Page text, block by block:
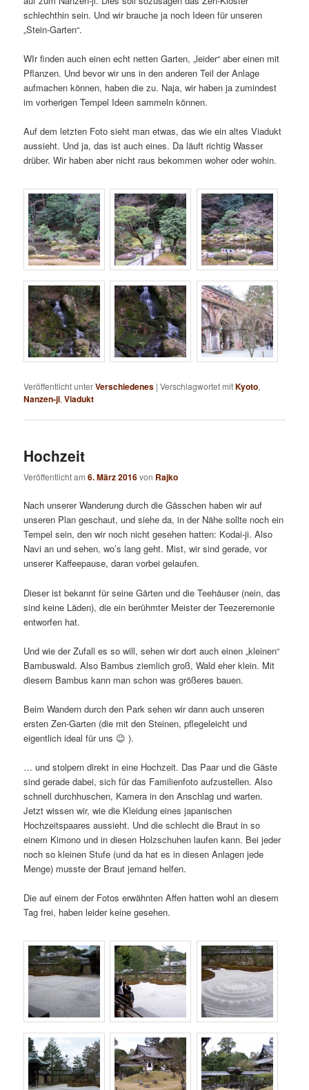
schlechthin sein. Und wir brauche ja noch Ideen für unseren
„Stein-Garten“.
WIr finden auch einen echt netten Garten, „leider“ aber einen mit
Pflanzen. Und bevor wir uns in den anderen Teil der Anlage
aufmachen können, haben die zu. Naja, wir haben ja zumindest
im vorherigen Tempel Ideen sammeln können.
Auf dem letzten Foto sieht man etwas, das wie ein altes Viadukt
aussieht. Und ja, das ist auch eines. Da läuft richtig Wasser
drüber. Wir haben aber nicht raus bekommen woher oder wohin.
Veröffentlicht unterVerschiedenes |Verschlagwortet mitKyoto,
Nanzen-ji,Viadukt
Hochzeit
Veröffentlicht am6. März 2016von Rajko
Nach unserer Wanderung durch die Gässchen haben wir auf
unseren Plan geschaut, und siehe da, in der Nähe sollte noch ein
Tempel sein, den wir noch nicht gesehen hatten: Kodai-ji. Also
Navi an und sehen, wo’s lang geht. Mist, wir sind gerade, vor
unserer Kaffeepause, daran vorbei gelaufen.
Dieser ist bekannt für seine Gärten und die Teehäuser (nein, das
sind keine Läden), die ein berühmter Meister der Teezeremonie
entworfen hat.
Und wie der Zufall es so will, sehen wir dort auch einen „kleinen“
Bambuswald. Also Bambus ziemlich groß, Wald eher klein. Mit
diesem Bambus kann man schon was größeres bauen.
Beim Wandern durch den Park sehen wir dann auch unseren
ersten Zen-Garten (die mit den Steinen, pflegeleicht und
eigentlich ideal für uns 😉 ).
… und stolpern direkt in eine Hochzeit. Das Paar und die Gäste
sind gerade dabei, sich für das Familienfoto aufzustellen. Also
schnell durchhuschen, Kamera in den Anschlag und warten.
Jetzt wissen wir, wie die Kleidung eines japanischen
Hochzeitspaares aussieht. Und die schlecht die Braut in so
einem Kimono und in diesen Holzschuhen laufen kann. Bei jeder
noch so kleinen Stufe (und da hat es in diesen Anlagen jede
Menge) musste der Braut jemand helfen.
Die auf einem der Fotos erwähnten Affen hatten wohl an diesem
Tag frei, haben leider keine gesehen.